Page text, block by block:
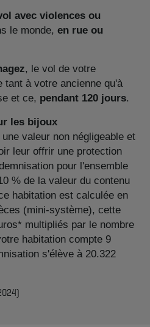
avec violences ou
le monde, en rue ou
, le vol de votre
tant à votre ancienne qu'à
et ce, pendant 120 jours.​
les bijoux
valeur non négligeable et
leur offrir une protection
pour l'ensemble
% de la valeur du contenu
habitation est calculée en
(mini-système), cette
multipliés par le nombre
habitation compte 9
s'élève à 20.322